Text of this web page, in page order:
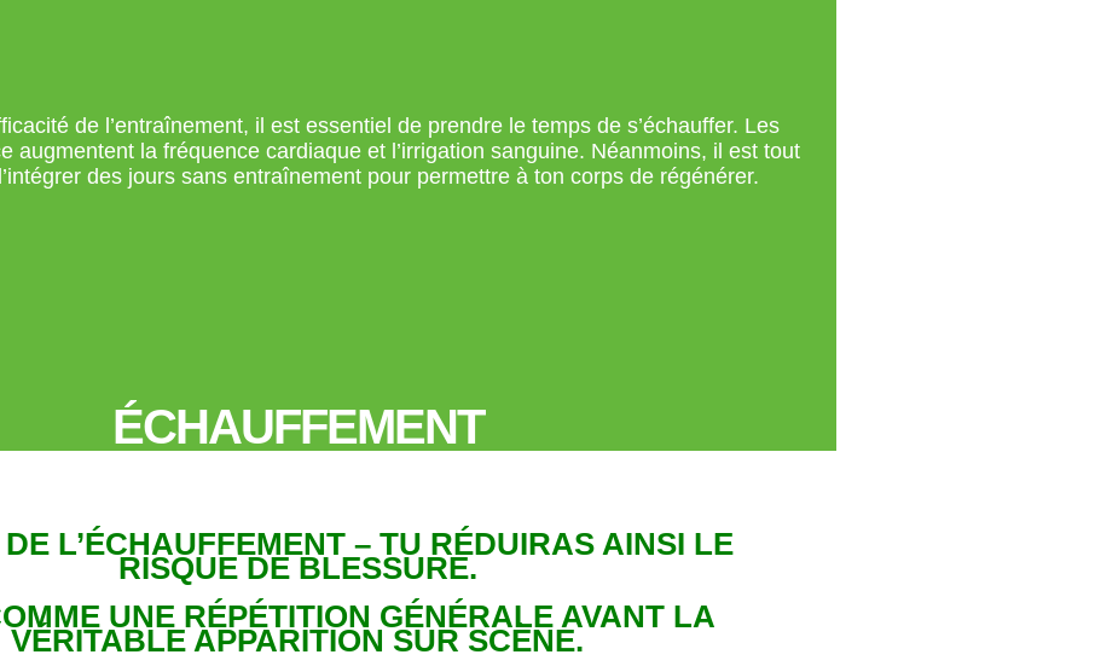
de l’entraînement, il est essentiel de prendre le temps de s’échauffer. Les
augmentent la fréquence cardiaque et l’irrigation sanguine. Néanmoins, il est tout
des jours sans entraînement pour permettre à ton corps de régénérer.
ÉCHAUFFEMENT
L’ÉCHAUFFEMENT – TU RÉDUIRAS AINSI LE
RISQUE DE BLESSURE.
UNE RÉPÉTITION GÉNÉRALE AVANT LA
VÉRITABLE APPARITION SUR SCÈNE.